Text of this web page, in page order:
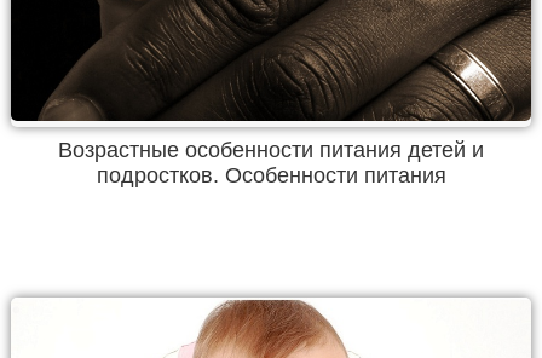
Возрастные особенности питания детей и
подростков. Особенности питания